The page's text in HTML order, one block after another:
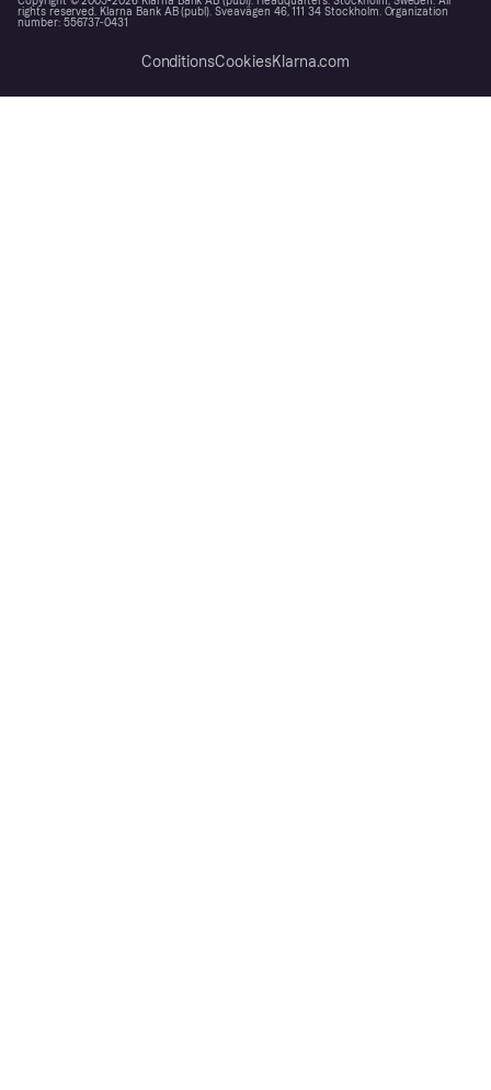
rights reserved. Klarna Bank AB (publ). Sveavägen 46, 111 34 Stockholm. Organization
number: 556737-0431
ConditionsCookiesKlarna.com